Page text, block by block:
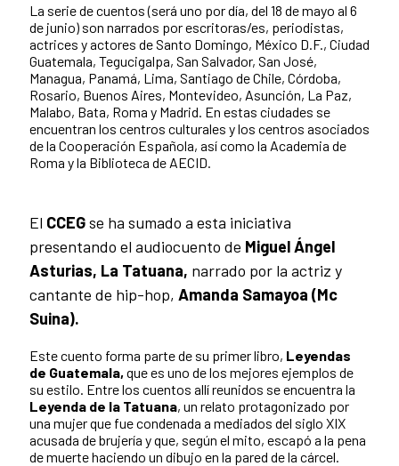
La serie de cuentos (será uno por día, del 18 de mayo al 6
de junio) son narrados por escritoras/es, periodistas,
actrices y actores de Santo Domingo, México D.F., Ciudad
Guatemala, Tegucigalpa, San Salvador, San José,
Managua, Panamá, Lima, Santiago de Chile, Córdoba,
Rosario, Buenos Aires, Montevideo, Asunción, La Paz,
Malabo, Bata, Roma y Madrid. En estas ciudades se
encuentran los centros culturales y los centros asociados
de la Cooperación Española, así como la Academia de
Roma y la Biblioteca de AECID.
El CCEGse ha sumado a esta iniciativa
presentando el audiocuento de Miguel Ángel
Asturias, La Tatuana, narrado por la actriz y
cantante de hip-hop, Amanda Samayoa (Mc
Suina).
Este cuento forma parte de su primer libro, Leyendas
de Guatemala, que es uno de los mejores ejemplos de
su estilo. Entre los cuentos allí reunidos se encuentra la
Leyenda de la Tatuana, un relato protagonizado por
una mujer que fue condenada a mediados del siglo XIX
acusada de brujería y que, según el mito, escapó a la pena
de muerte haciendo un dibujo en la pared de la cárcel.